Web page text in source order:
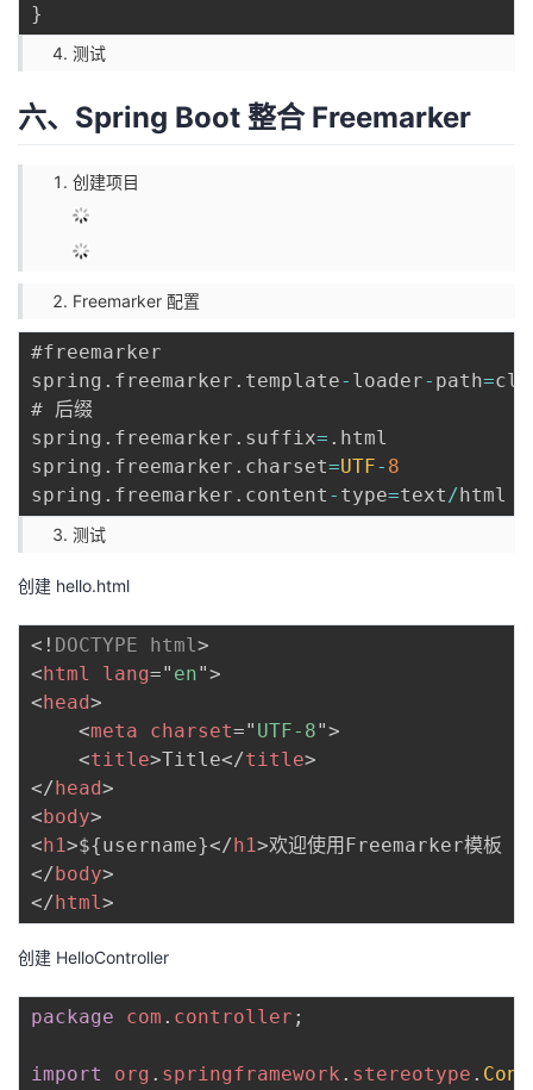
}
测试
六、Spring Boot 整合 Freemarker
创建项目
Freemarker 配置
#freemarker
spring . freemarker . template- loader- path=
# 后缀
spring . freemarker . suffix= . html
spring . freemarker . charset=UTF- 8
spring . freemarker . content - type=text/
测试
创建 hello.html
<! DOCTYPE html>
<html lang=" en">
<head>
<meta charset=" UTF-8">
<title>Title</title>
</head>
<body>
<h1>${username}</h1>
</body>
</html>
创建 HelloController
package com . controller ;
import org . springframework . stereotype .